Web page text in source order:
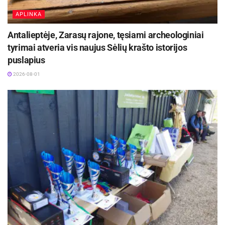
Nemokamas pavėžėjimas nuo parduotuvės IKI
(Vytauto g. 54) 16.50 val.
Maloniai kviečiame!
APLINKA
Antalieptėje, Zarasų rajone, tęsiami archeologiniai
tyrimai atveria vis naujus Sėlių krašto istorijos
puslapius
2026-08-01